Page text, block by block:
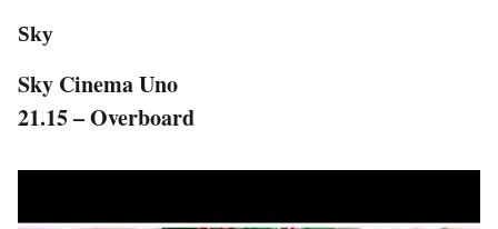
Sky
Sky Cinema Uno
21.15 – Overboard